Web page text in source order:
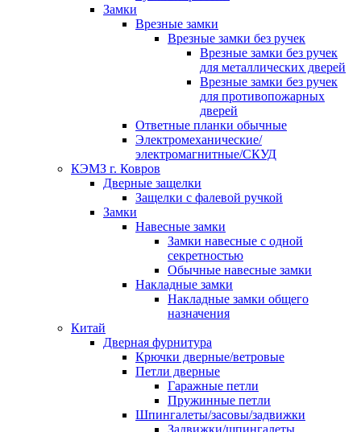
Замки
Врезные замки
Врезные замки без ручек
Врезные замки без ручек
для металлических дверей
Врезные замки без ручек
для противопожарных
дверей
Ответные планки обычные
Электромеханические/
электромагнитные/СКУД
КЭМЗ г. Ковров
Дверные защелки
Защелки с фалевой ручкой
Замки
Навесные замки
Замки навесные с одной
секретностью
Обычные навесные замки
Накладные замки
Накладные замки общего
назначения
Китай
Дверная фурнитура
Крючки дверные/ветровые
Петли дверные
Гаражные петли
Пружинные петли
Шпингалеты/засовы/задвижки